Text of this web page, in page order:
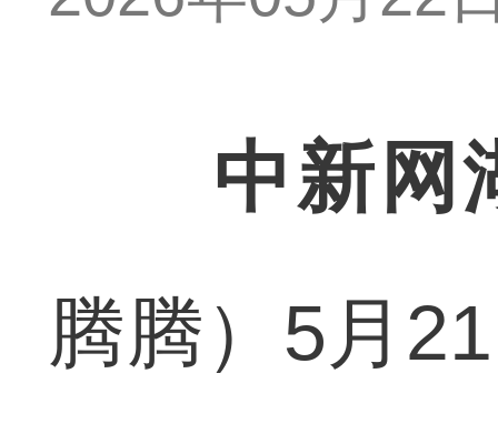
中新网
腾腾）5月